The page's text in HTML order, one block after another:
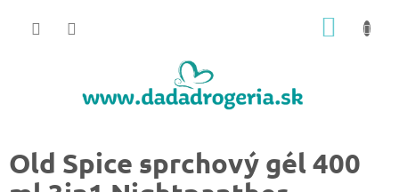
Old Spice sprchový gél 400